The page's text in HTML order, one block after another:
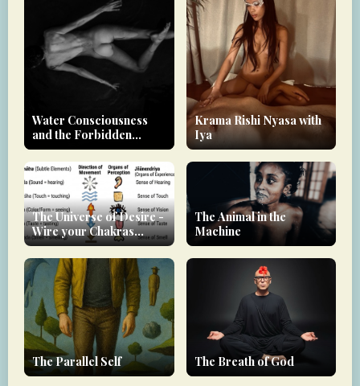
Water Consciousness
and the Forbidden
Realm
Krama Rishi Nyasa with
Iya
The Universe of Desire -
Wire your Chakras
downwards!
The Animal in the
Machine
The Parallel Self The Breath of God